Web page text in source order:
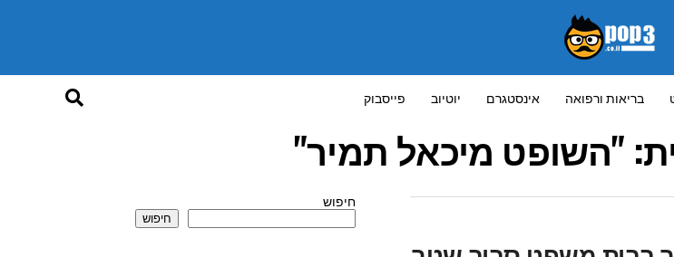
בריאות ורפואה אינסטגרם יוטיוב פייסבוק
"השופט מיכאל תמיר"
חיפוש
חיפוש